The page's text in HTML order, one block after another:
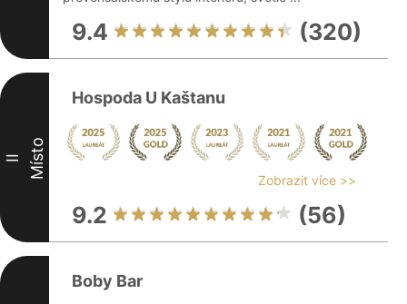
9.4 (320)
II Místo
Hospoda U Kaštanu
Zobrazit více >>
9.2 (56)
Boby Bar